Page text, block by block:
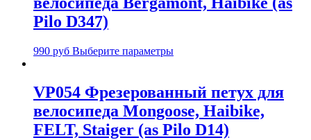
Pilo D347)
990 руб Выберите параметры
VP054 Фрезерованный петух для
велосипеда Mongoose, Haibike,
FELT, Staiger (as Pilo D14)